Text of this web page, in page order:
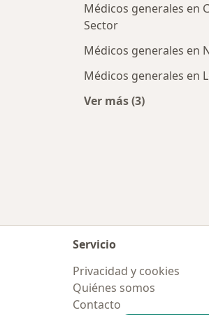
Médicos generales en
Sector
Médicos generales en
Médicos generales en
Ver más (3)
Servicio
Privacidad y cookies
Quiénes somos
Contacto